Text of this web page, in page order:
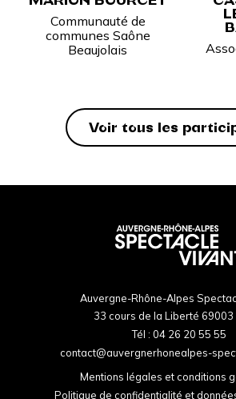
Communauté de
communes Saône
Beaujolais
Voir tous les
Auvergne-Rhône-Alpes
33 cours de la Liberté 69003
Tél : 04 26 20 55 55
contact@auvergnerhonealpes-
Mentions légales et conditions
Politique de confidentialité et